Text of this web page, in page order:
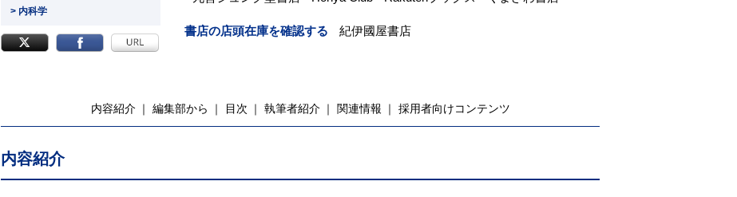
> 内科学
書店の店頭在庫を確認する 紀伊國屋書店
内容紹介 編集部から 目次 執筆者紹介 関連情報 採用者向けコンテンツ
内容紹介